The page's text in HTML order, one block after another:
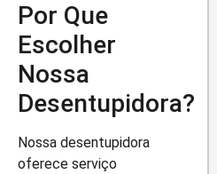
Por Que
Escolher
Nossa
Desentupidora?
Nossa desentupidora
oferece serviço